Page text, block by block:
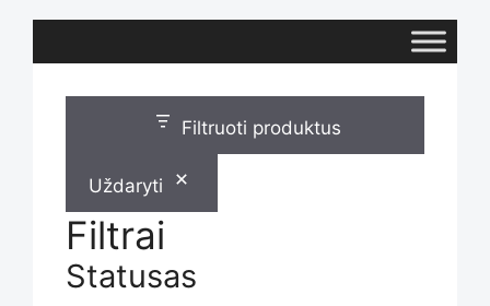
Filtruoti produktus
Uždaryti
Filtrai
Statusas